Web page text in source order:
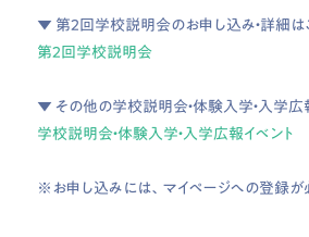
▼ 第2回学校説明会のお申し込み・詳細は
第２回学校説明会
▼ その他の学校説明会・体験入学・入学広
学校説明会・体験入学・入学広報イベント
※お申し込みには、マイページへの登録が